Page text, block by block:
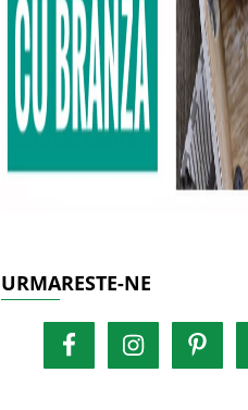
URMARESTE-NE